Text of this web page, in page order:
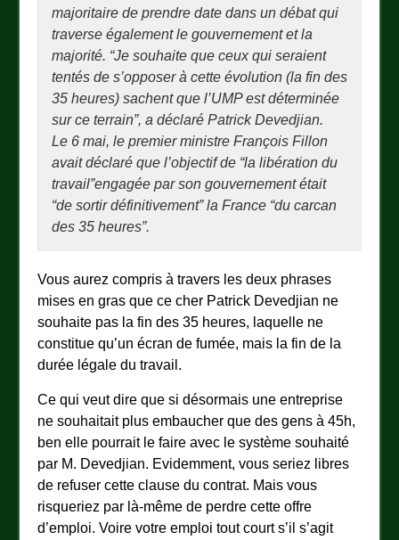
majoritaire de prendre date dans un débat qui
traverse également le gouvernement et la
majorité. “Je souhaite que ceux qui seraient
tentés de s’opposer à cette évolution (la fin des
35 heures) sachent que l’UMP est déterminée
sur ce terrain”, a déclaré Patrick Devedjian.
Le 6 mai, le premier ministre François Fillon
avait déclaré que l’objectif de “la libération du
travail”engagée par son gouvernement était
“de sortir définitivement” la France “du carcan
des 35 heures”.
Vous aurez compris à travers les deux phrases
mises en gras que ce cher Patrick Devedjian ne
souhaite pas la fin des 35 heures, laquelle ne
constitue qu’un écran de fumée, mais la fin de la
durée légale du travail.
Ce qui veut dire que si désormais une entreprise
ne souhaitait plus embaucher que des gens à 45h,
ben elle pourrait le faire avec le système souhaité
par M. Devedjian. Evidemment, vous seriez libres
de refuser cette clause du contrat. Mais vous
risqueriez par là-même de perdre cette offre
d’emploi. Voire votre emploi tout court s’il s’agit